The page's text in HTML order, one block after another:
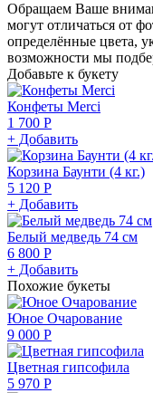
Обращаем Ваше
могут отличаться от
определённые цвета,
возможности мы
Добавьте к букету
Конфеты Merci
1 700 Р
+ Добавить
Корзина Баунти (4 кг.)
5 120 Р
+ Добавить
Белый медведь 74 см
6 800 Р
+ Добавить
Похожие букеты
Юное Очарование
9 000 Р
Цветная гипсофила
5 970 Р